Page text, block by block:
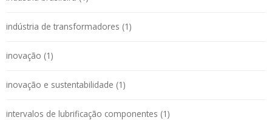
indústria de transformadores (1)
inovação (1)
inovação e sustentabilidade (1)
intervalos de lubrificação componentes (1)